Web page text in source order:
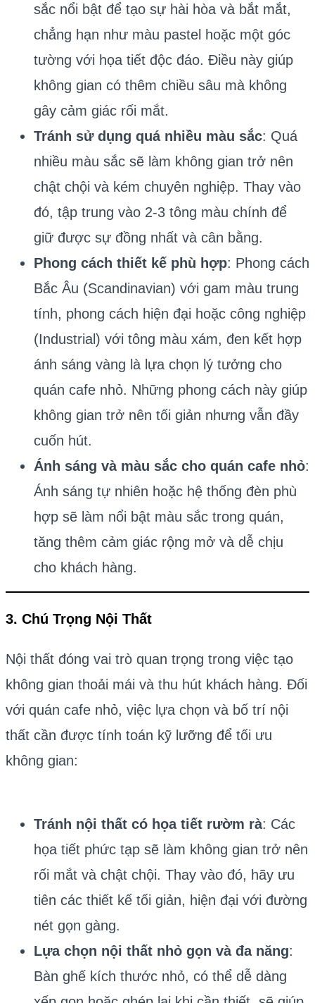
sắc nổi bật để tạo sự hài hòa và bắt mắt,
chẳng hạn như màu pastel hoặc một góc
tường với họa tiết độc đáo. Điều này giúp
không gian có thêm chiều sâu mà không
gây cảm giác rối mắt.
Tránh sử dụng quá nhiều màu sắc: Quá
nhiều màu sắc sẽ làm không gian trở nên
chật chội và kém chuyên nghiệp. Thay vào
đó, tập trung vào 2-3 tông màu chính để
giữ được sự đồng nhất và cân bằng.
Phong cách thiết kế phù hợp: Phong cách
Bắc Âu (Scandinavian) với gam màu trung
tính, phong cách hiện đại hoặc công nghiệp
(Industrial) với tông màu xám, đen kết hợp
ánh sáng vàng là lựa chọn lý tưởng cho
quán cafe nhỏ. Những phong cách này giúp
không gian trở nên tối giản nhưng vẫn đầy
cuốn hút.
Ánh sáng và màu sắc cho quán cafe nhỏ:
Ánh sáng tự nhiên hoặc hệ thống đèn phù
hợp sẽ làm nổi bật màu sắc trong quán,
tăng thêm cảm giác rộng mở và dễ chịu
cho khách hàng.
3. Chú Trọng Nội Thất
Nội thất đóng vai trò quan trọng trong việc tạo
không gian thoải mái và thu hút khách hàng. Đối
với quán cafe nhỏ, việc lựa chọn và bố trí nội
thất cần được tính toán kỹ lưỡng để tối ưu
không gian:
Tránh nội thất có họa tiết rườm rà: Các
họa tiết phức tạp sẽ làm không gian trở nên
rối mắt và chật chội. Thay vào đó, hãy ưu
tiên các thiết kế tối giản, hiện đại với đường
nét gọn gàng.
Lựa chọn nội thất nhỏ gọn và đa năng:
Bàn ghế kích thước nhỏ, có thể dễ dàng